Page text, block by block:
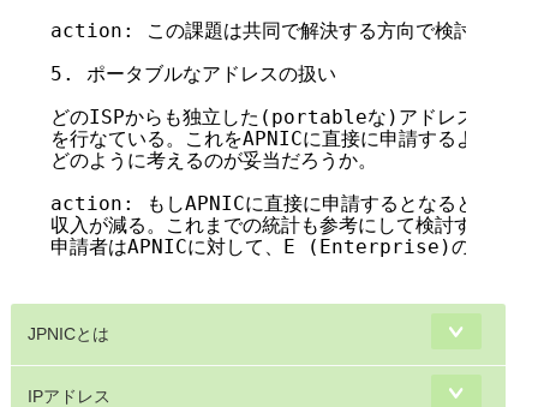
action: この課題は共同で解決する方向で検討したい
5. ポータブルなアドレスの扱い
どのISPからも独立した(portableな)アドレスについ
を行なている。これをAPNICに直接に申請するように
どのように考えるのが妥当だろうか。
action: もしAPNICに直接に申請するとなると、その
収入が減る。これまでの統計も参考にして検討する。
申請者はAPNICに対して、E (Enterprise)の分の会
JPNICとは
IPアドレス